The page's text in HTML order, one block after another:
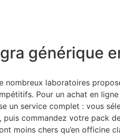
générique
nombreux laboratoires
Pour un achat en ligne
un service complet : vous
commandez votre pack
moins chers qu’en officine